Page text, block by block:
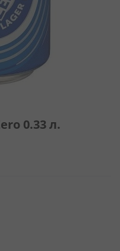
0.33 л.